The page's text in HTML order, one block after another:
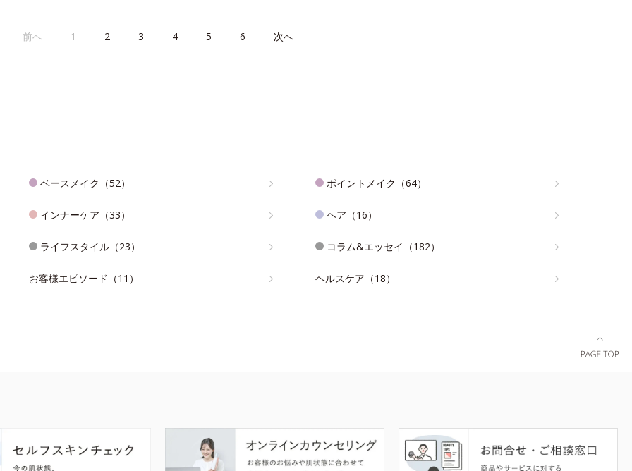
前へ 1 2 3 4 5 6 次へ
ベースメイク（52） ポイントメイク（64）
インナーケア（33） ヘア（16）
ライフスタイル（23） コラム&エッセイ（182）
お客様エピソード（11） ヘルスケア（18）